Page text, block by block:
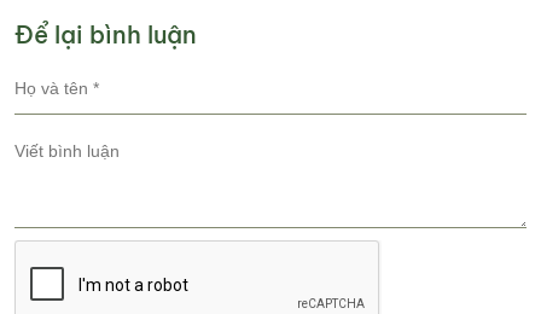
Để lại bình luận